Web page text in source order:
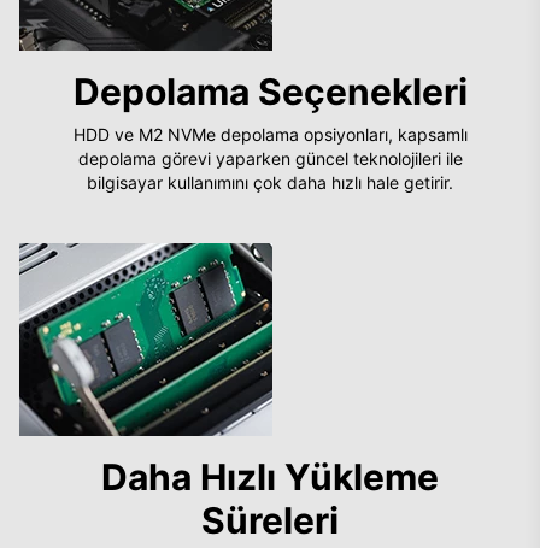
Depolama Seçenekleri
HDD ve M2 NVMe depolama opsiyonları, kapsamlı
depolama görevi yaparken güncel teknolojileri ile
bilgisayar kullanımını çok daha hızlı hale getirir.
Daha Hızlı Yükleme
Süreleri